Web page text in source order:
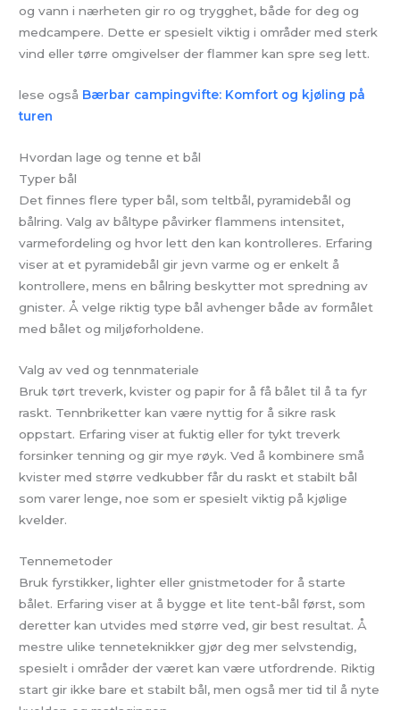
og vann i nærheten gir ro og trygghet, både for deg og
medcampere. Dette er spesielt viktig i områder med sterk
vind eller tørre omgivelser der flammer kan spre seg lett.
lese også Bærbar campingvifte: Komfort og kjøling på
turen
Hvordan lage og tenne et bål
Typer bål
Det finnes flere typer bål, som teltbål, pyramidebål og
bålring. Valg av båltype påvirker flammens intensitet,
varmefordeling og hvor lett den kan kontrolleres. Erfaring
viser at et pyramidebål gir jevn varme og er enkelt å
kontrollere, mens en bålring beskytter mot spredning av
gnister. Å velge riktig type bål avhenger både av formålet
med bålet og miljøforholdene.
Valg av ved og tennmateriale
Bruk tørt treverk, kvister og papir for å få bålet til å ta fyr
raskt. Tennbriketter kan være nyttig for å sikre rask
oppstart. Erfaring viser at fuktig eller for tykt treverk
forsinker tenning og gir mye røyk. Ved å kombinere små
kvister med større vedkubber får du raskt et stabilt bål
som varer lenge, noe som er spesielt viktig på kjølige
kvelder.
Tennemetoder
Bruk fyrstikker, lighter eller gnistmetoder for å starte
bålet. Erfaring viser at å bygge et lite tent-bål først, som
deretter kan utvides med større ved, gir best resultat. Å
mestre ulike tenneteknikker gjør deg mer selvstendig,
spesielt i områder der været kan være utfordrende. Riktig
start gir ikke bare et stabilt bål, men også mer tid til å nyte